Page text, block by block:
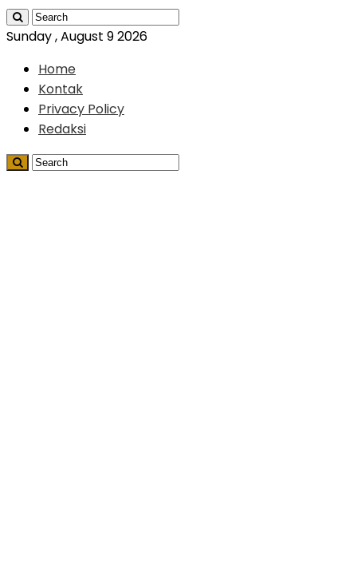
Sunday , August 9 2026
Home
Kontak
Privacy Policy
Redaksi